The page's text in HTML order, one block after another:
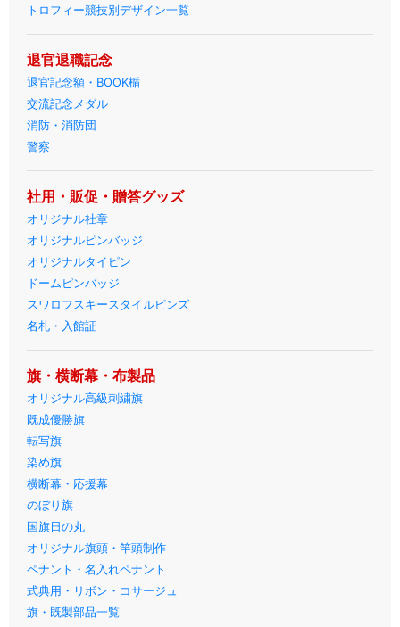
トロフィー競技別デザイン一覧
退官退職記念
退官記念額・BOOK楯
交流記念メダル
消防・消防団
警察
社用・販促・贈答グッズ
オリジナル社章
オリジナルピンバッジ
オリジナルタイピン
ドームピンバッジ
スワロフスキースタイルピンズ
名札・入館証
旗・横断幕・布製品
オリジナル高級刺繍旗
既成優勝旗
転写旗
染め旗
横断幕・応援幕
のぼり旗
国旗日の丸
オリジナル旗頭・竿頭制作
ペナント・名入れペナント
式典用・リボン・コサージュ
旗・既製部品一覧